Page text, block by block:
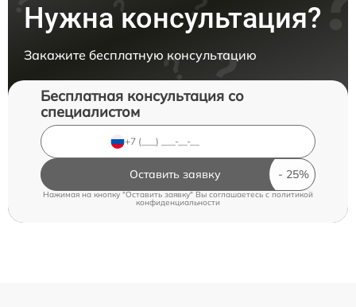
Нужна консультация?
Закажите бесплатную консультацию
Бесплатная консультация со
специалистом
Оставить заявку
Нажимая на кнопку "Оставить заявку" Вы соглашаетесь cполитикой
конфиденциальности